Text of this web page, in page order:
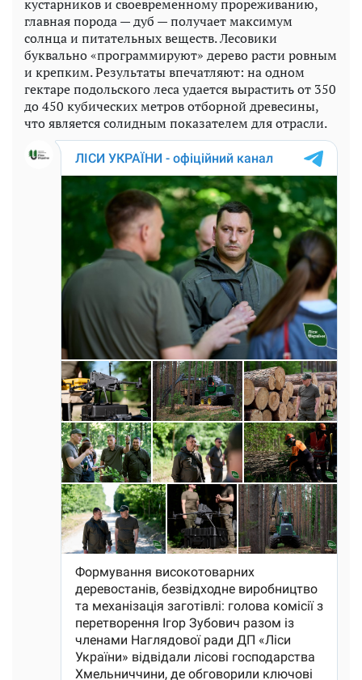
кустарников и своевременному прореживанию,
главная порода — дуб — получает максимум
солнца и питательных веществ. Лесовики
буквально «программируют» дерево расти ровным
и крепким. Результаты впечатляют: на одном
гектаре подольского леса удается вырастить от 350
до 450 кубических метров отборной древесины,
что является солидным показателем для отрасли.